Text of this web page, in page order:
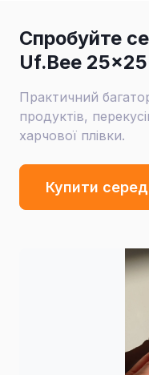
Спробуйте
Uf.Bee 25×25
Практичний
продуктів,
харчової плівки.
Купити